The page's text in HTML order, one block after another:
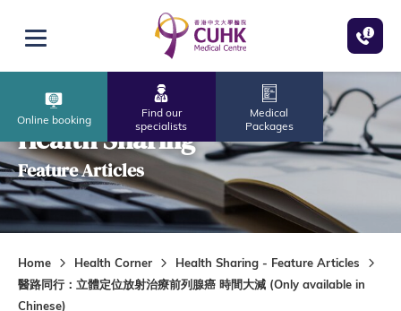
Open menu
Online booking
Find our
specialists
Medical
Packages
Health Sharing
Feature Articles
Home Health Corner
Health Sharing - Feature Articles
醫路同行：立體定位放射治療前列腺癌 時間大減 (Only available in
Chinese)